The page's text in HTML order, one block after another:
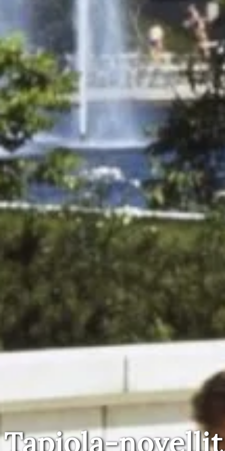
Tapiola-